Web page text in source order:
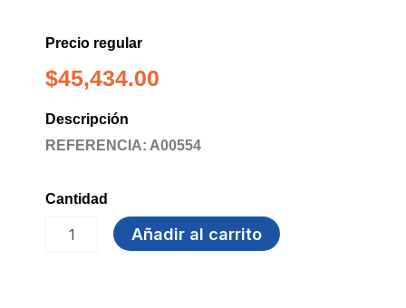
Precio regular
$45,434.00
Descripción
REFERENCIA: A00554
Cantidad
REMOVEDOR Añadir al carrito